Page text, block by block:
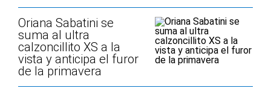
Oriana Sabatini se
suma al ultra
calzoncillito XS a la
vista y anticipa el furor
de la primavera